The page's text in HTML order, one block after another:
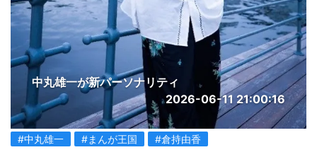
中丸雄一が新パーソナリティ
2026-06-11 21:00:16
#中丸雄一 #まんが王国 #倉持由香